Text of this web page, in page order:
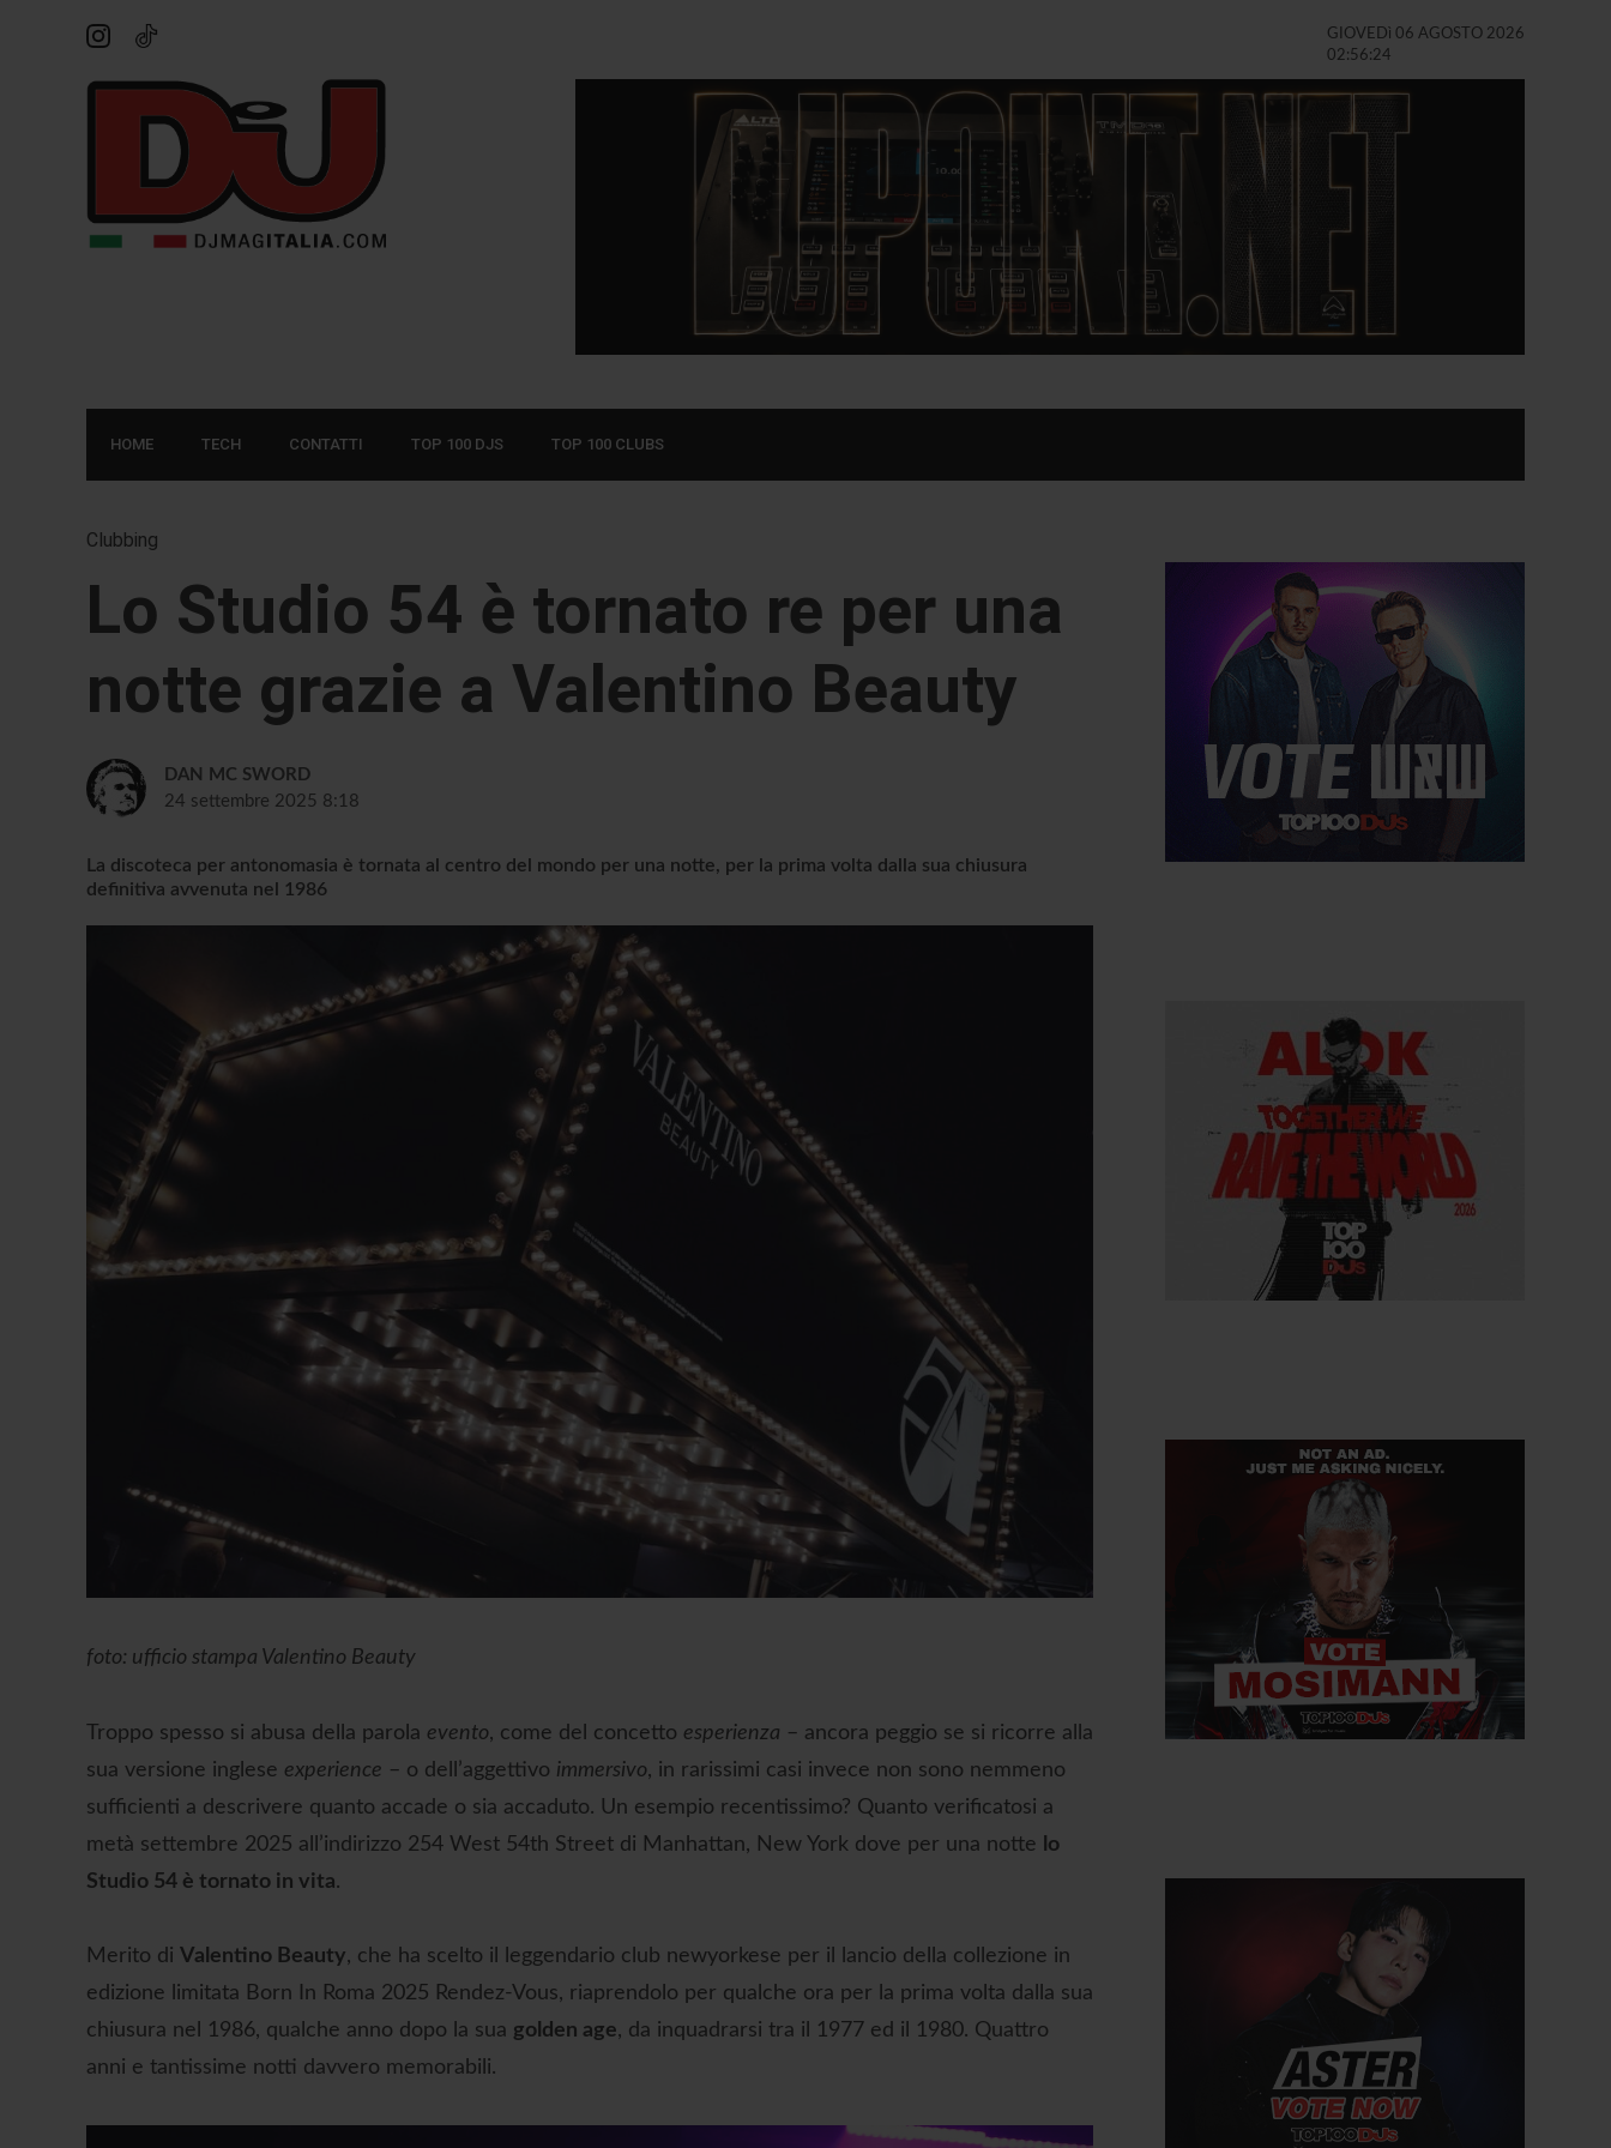
GIOVEDì 06 AGOSTO 2026
02:56:25
HOME TECH CONTATTI TOP 100 DJS TOP 100 CLUBS
Clubbing
Lo Studio 54 è tornato re per una
notte grazie a Valentino Beauty
DAN MC SWORD
24 settembre 2025 8:18
La discoteca per antonomasia è tornata al centro del mondo per una notte, per la prima volta dalla sua chiusura
definitiva avvenuta nel 1986
foto: ufficio stampa Valentino Beauty
Troppo spesso si abusa della parola evento, come del concetto esperienza – ancora peggio se si ricorre alla
sua versione inglese experience – o dell’aggettivo immersivo, in rarissimi casi invece non sono nemmeno
sufficienti a descrivere quanto accade o sia accaduto. Un esempio recentissimo? Quanto verificatosi a
metà settembre 2025 all’indirizzo 254 West 54th Street di Manhattan, New York dove per una notte
lo
Studio 54 è tornato in vita.
Merito di Valentino Beauty, che ha scelto il leggendario club newyorkese per il lancio della collezione in
edizione limitata Born In Roma 2025 Rendez-Vous, riaprendolo per qualche ora per la prima volta dalla sua
chiusura nel 1986, qualche anno dopo la sua golden age, da inquadrarsi tra il 1977 ed il 1980. Quattro
anni e tantissime notti davvero memorabili.